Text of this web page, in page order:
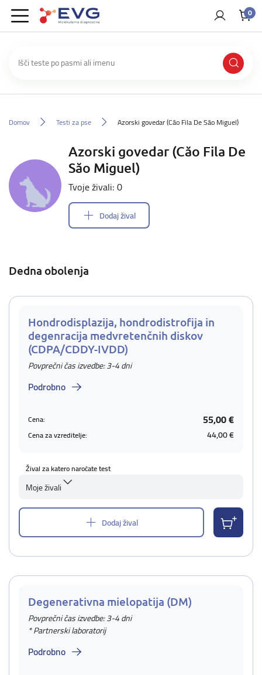
0
Domov Testi za pse Azorski govedar (Căo Fila De Săo Miguel)
Azorski govedar (Căo Fila De
Săo Miguel)
Tvoje živali: 0
Dodaj žival
Dedna obolenja
Hondrodisplazija, hondrodistrofija in
degenracija medvretenčnih diskov
(CDPA/CDDY-IVDD)
Povprečni čas izvedbe: 3-4 dni
Podrobno
Cena: 55,00 €
Cena za vzreditelje: 44,00 €
Žival za katero naročate test
Moje živali
Dodaj žival
Degenerativna mielopatija (DM)
Povprečni čas izvedbe: 3-4 dni
* Partnerski laboratorij
Podrobno